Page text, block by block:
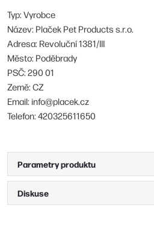
Typ: Vyrobce
Název: Plaček Pet Products s.r.o.
Adresa: Revoluční 1381/III
Město: Poděbrady
PSČ: 290 01
Země: CZ
Email: info@placek.cz
Telefon: 420325611650
Parametry produktu
Diskuse